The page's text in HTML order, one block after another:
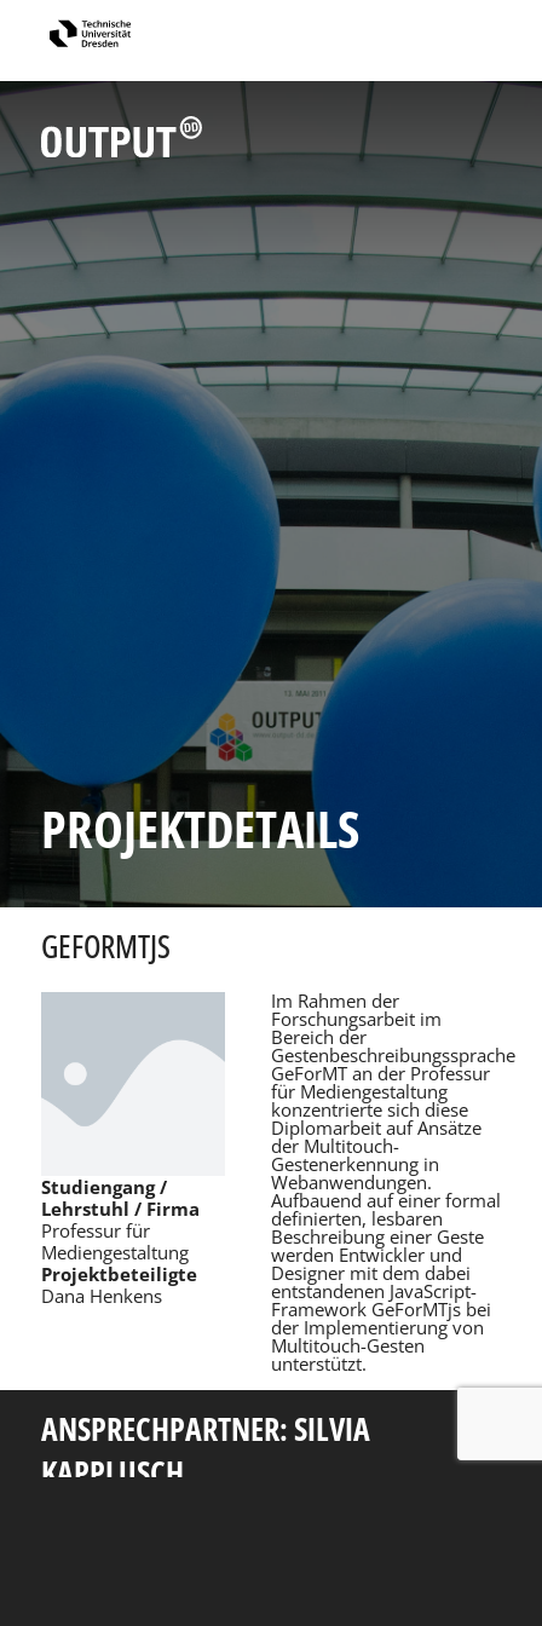
PROJEKTDETAILS
GEFORMTJS
Studiengang /
Lehrstuhl / Firma
Professur für
Mediengestaltung
Projektbeteiligte
Dana Henkens
Im Rahmen der
Forschungsarbeit im
Bereich der
Gestenbeschreibungssprache
GeForMT an der Professur
für Mediengestaltung
konzentrierte sich diese
Diplomarbeit auf Ansätze
der Multitouch-
Gestenerkennung in
Webanwendungen.
Aufbauend auf einer formal
definierten, lesbaren
Beschreibung einer Geste
werden Entwickler und
Designer mit dem dabei
entstandenen JavaScript-
Framework GeForMTjs bei
der Implementierung von
Multitouch-Gesten
unterstützt.
ANSPRECHPARTNER: SILVIA
KAPPLUSCH